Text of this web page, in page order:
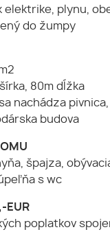
elektrike, plynu,
do žumpy
80m dĺžka
nachádza
budova
špajza,
s wc
EUR
poplatkov